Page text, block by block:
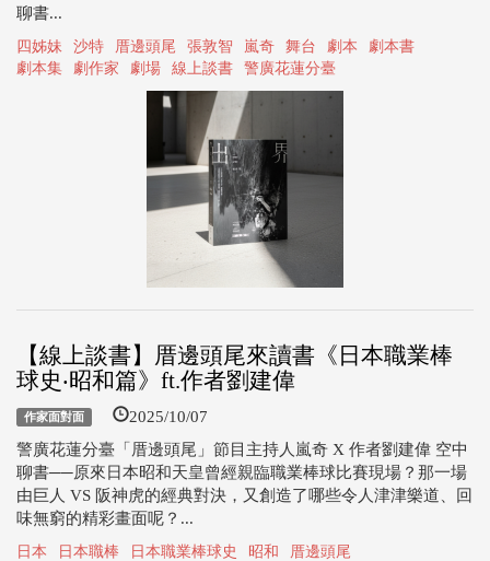
聊書...
四姊妹 沙特 厝邊頭尾 張敦智 嵐奇 舞台 劇本
劇本書
劇本集
劇作家 劇場 線上談書 警廣花蓮分臺
【線上談書】厝邊頭尾來讀書《日本職業棒
球史‧昭和篇》ft.作者劉建偉
作家面對面 2025/10/07
警廣花蓮分臺「厝邊頭尾」節目主持人嵐奇 X 作者劉建偉 空中
聊書──原來日本昭和天皇曾經親臨職業棒球比賽現場？那一場
由巨人 VS 阪神虎的經典對決，又創造了哪些令人津津樂道、回
味無窮的精彩畫面呢？...
日本 日本職棒 日本職業棒球史 昭和
厝邊頭尾